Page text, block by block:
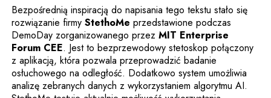
Bezpośrednią inspiracją do napisania tego tekstu stało się
rozwiązanie firmyStethoMe Uwaga, link zostanie otwarty
przedstawione podczas
DemoDay zorganizowanego przezMIT Enterprise
Forum CEEUwaga, link zostanie otwarty w nowym oknie
. Jest to bezprzewodowy stetoskop połączony
z aplikacją, która pozwala przeprowadzić badanie
osłuchowego na odległość. Dodatkowo system umożliwia
analizę zebranych danych z wykorzystaniem algorytmu AI.